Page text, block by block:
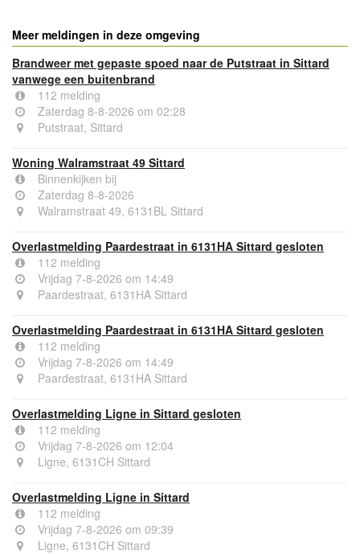
Meer meldingen in deze omgeving
Brandweer met gepaste spoed naar de Putstraat in Sittard
vanwege een buitenbrand
112 melding
Zaterdag 8-8-2026 om 02:28
Putstraat, Sittard
Woning Walramstraat 49 Sittard
Binnenkijken bij
Zaterdag 8-8-2026
Walramstraat 49, 6131BL Sittard
Overlastmelding Paardestraat in 6131HA Sittard gesloten
112 melding
Vrijdag 7-8-2026 om 14:49
Paardestraat, 6131HA Sittard
Overlastmelding Paardestraat in 6131HA Sittard gesloten
112 melding
Vrijdag 7-8-2026 om 14:49
Paardestraat, 6131HA Sittard
Overlastmelding Ligne in Sittard gesloten
112 melding
Vrijdag 7-8-2026 om 12:04
Ligne, 6131CH Sittard
Overlastmelding Ligne in Sittard
112 melding
Vrijdag 7-8-2026 om 09:39
Ligne, 6131CH Sittard